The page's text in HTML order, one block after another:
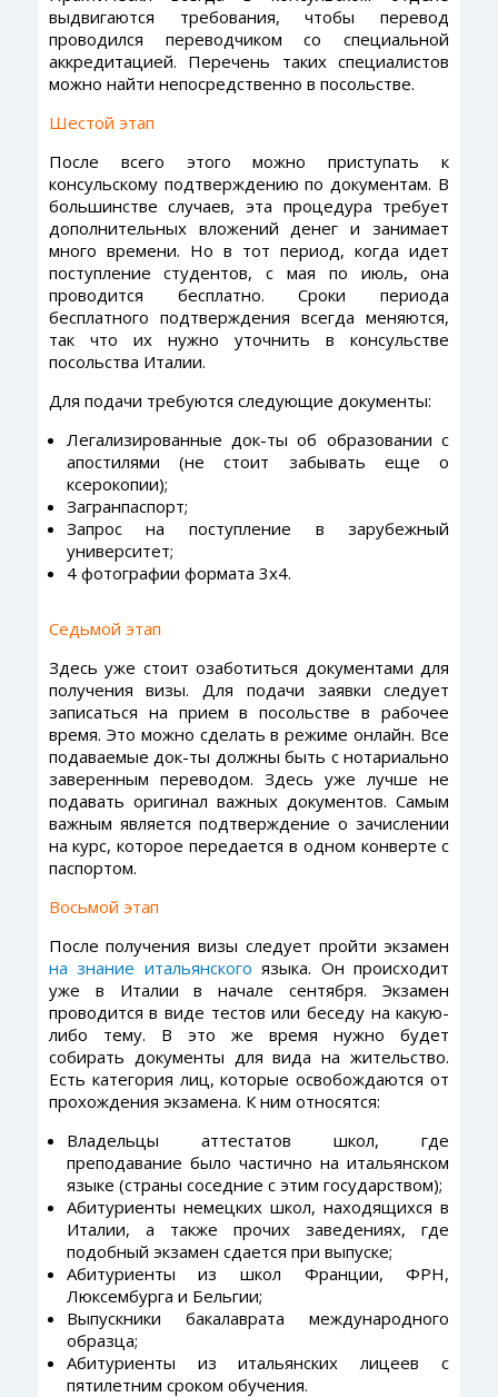
выдвигаются требования, чтобы перевод
проводился переводчиком со специальной
аккредитацией. Перечень таких специалистов
можно найти непосредственно в посольстве.
Шестой этап
После всего этого можно приступать к
консульскому подтверждению по документам. В
большинстве случаев, эта процедура требует
дополнительных вложений денег и занимает
много времени. Но в тот период, когда идет
поступление студентов, с мая по июль, она
проводится бесплатно. Сроки периода
бесплатного подтверждения всегда меняются,
так что их нужно уточнить в консульстве
посольства Италии.
Для подачи требуются следующие документы:
Легализированные док-ты об образовании с
апостилями (не стоит забывать еще о
ксерокопии);
Загранпаспорт;
Запрос на поступление в зарубежный
университет;
4 фотографии формата 3х4.
Седьмой этап
Здесь уже стоит озаботиться документами для
получения визы. Для подачи заявки следует
записаться на прием в посольстве в рабочее
время. Это можно сделать в режиме онлайн. Все
подаваемые док-ты должны быть с нотариально
заверенным переводом. Здесь уже лучше не
подавать оригинал важных документов. Самым
важным является подтверждение о зачислении
на курс, которое передается в одном конверте с
паспортом.
Восьмой этап
После получения визы следует пройти экзамен
на знание итальянского языка. Он происходит
уже в Италии в начале сентября. Экзамен
проводится в виде тестов или беседу на какую-
либо тему. В это же время нужно будет
собирать документы для вида на жительство.
Есть категория лиц, которые освобождаются от
прохождения экзамена. К ним относятся:
Владельцы аттестатов школ, где
преподавание было частично на итальянском
языке (страны соседние с этим государством);
Абитуриенты немецких школ, находящихся в
Италии, а также прочих заведениях, где
подобный экзамен сдается при выпуске;
Абитуриенты из школ Франции, ФРН,
Люксембурга и Бельгии;
Выпускники бакалаврата международного
образца;
Абитуриенты из итальянских лицеев с
пятилетним сроком обучения.